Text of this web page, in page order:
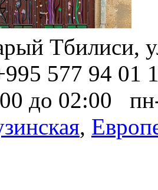
Тбилиси,
577 94 01
до 02:00
,